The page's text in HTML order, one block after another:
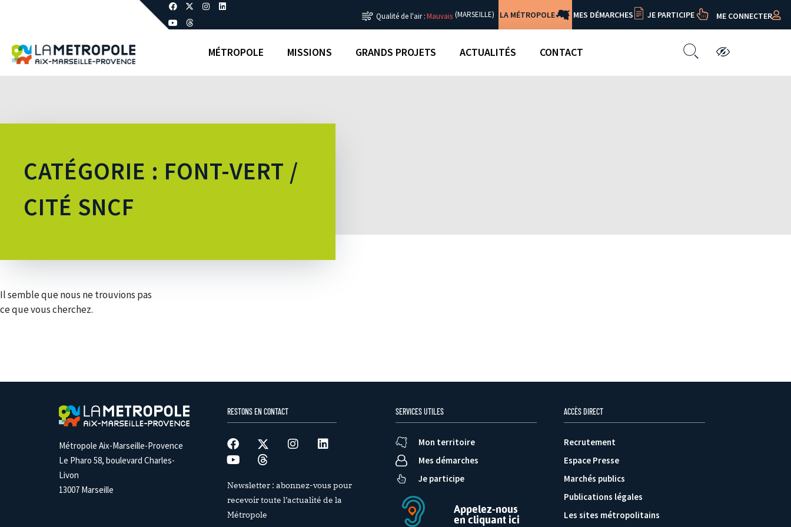
Qualité de l'air :Mauvais (MARSEILLE) LA MÉTROPOLE MES DÉMARCHES JE PARTICIPE ME CONNECTER
MÉTROPOLE MISSIONS GRANDS PROJETS ACTUALITÉS CONTACT
CATÉGORIE : FONT-VERT /
CITÉ SNCF
Il semble que nous ne trouvions pas
ce que vous cherchez.
Métropole Aix-Marseille-Provence
Le Pharo 58, boulevard Charles-
Livon
13007 Marseille
RESTONS EN CONTACT
Newsletter : abonnez-vous pour
recevoir toute l’actualité de la
Métropole
SERVICES UTILES
Mon territoire
Mes démarches
Je participe
Appelez-nous
en cliquant ici
ACCÈS DIRECT
Recrutement
Espace Presse
Marchés publics
Publications légales
Les sites métropolitains